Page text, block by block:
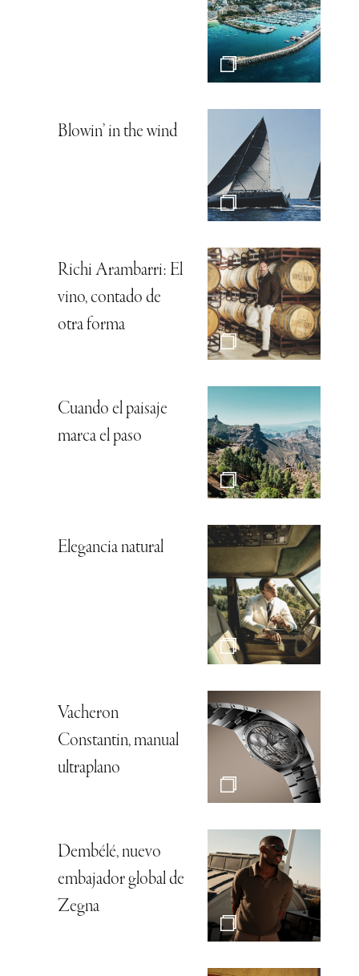
Blowin’ in the wind
Richi Arambarri: El
vino, contado de
otra forma
Cuando el paisaje
marca el paso
Elegancia natural
Vacheron
Constantin, manual
ultraplano
Dembélé, nuevo
embajador global de
Zegna